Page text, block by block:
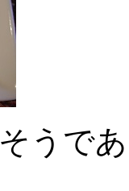
うで